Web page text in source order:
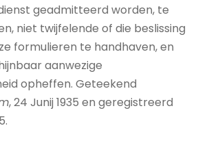
geadmitteerd worden, te
niet twijfelende of die beslissing
formulieren te handhaven, en
aanwezige
opheffen. Geteekend
, 24 Junij 1935 en geregistreerd